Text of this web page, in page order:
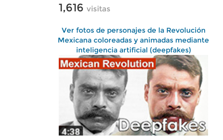
1,616 visitas
Ver fotos de personajes de la Revolución
Mexicana coloreadas y animadas mediante
inteligencia artificial (deepfakes)